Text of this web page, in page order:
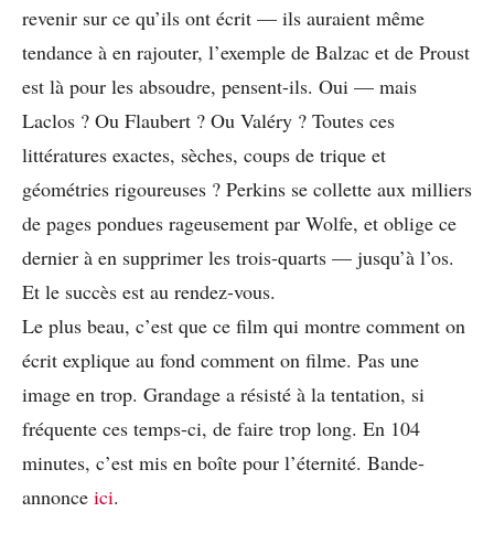
revenir sur ce qu’ils ont écrit — ils auraient même
tendance à en rajouter, l’exemple de Balzac et de Proust
est là pour les absoudre, pensent-ils. Oui — mais
Laclos ? Ou Flaubert ? Ou Valéry ? Toutes ces
littératures exactes, sèches, coups de trique et
géométries rigoureuses ? Perkins se collette aux milliers
de pages pondues rageusement par Wolfe, et oblige ce
dernier à en supprimer les trois-quarts — jusqu’à l’os.
Et le succès est au rendez-vous.
Le plus beau, c’est que ce film qui montre comment on
écrit explique au fond comment on filme. Pas une
image en trop. Grandage a résisté à la tentation, si
fréquente ces temps-ci, de faire trop long. En 104
minutes, c’est mis en boîte pour l’éternité. Bande-
annonce ici.